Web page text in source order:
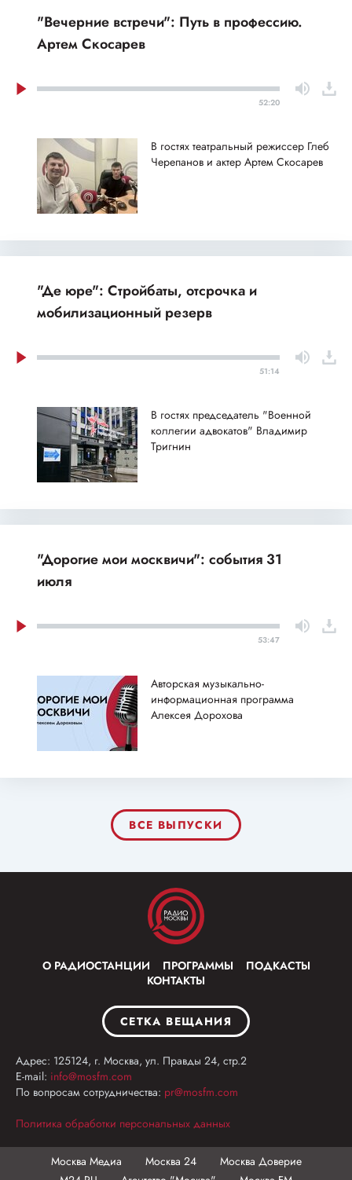
"Вечерние встречи": Путь в профессию.
Артем Скосарев
52:20
В гостях театральный режиссер Глеб
Черепанов и актер Артем Скосарев
"Де юре": Стройбаты, отсрочка и
мобилизационный резерв
51:14
В гостях председатель "Военной
коллегии адвокатов" Владимир
Тригнин
"Дорогие мои москвичи": события 31
июля
53:47
Авторская музыкально-
информационная программа
Алексея Дорохова
ВСЕ ВЫПУСКИ
О РАДИОСТАНЦИИ ПРОГРАММЫ
ПОДКАСТЫ
КОНТАКТЫ
СЕТКА ВЕЩАНИЯ
Адрес: 125124, г. Москва, ул. Правды 24, стр.2
E-mail: info@mosfm.com
По вопросам сотрудничества: pr@mosfm.com
Политика обработки персональных данных
Москва Медиа Москва 24
Москва Доверие